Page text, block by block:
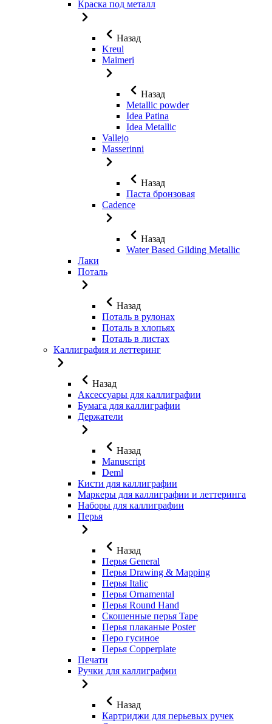
Краска под металл
Назад
Kreul
Maimeri
Назад
Metallic powder
Idea Patina
Idea Metallic
Vallejo
Masserinni
Назад
Паста бронзовая
Cadence
Назад
Water Based Gilding Metallic
Лаки
Поталь
Назад
Поталь в рулонах
Поталь в хлопьях
Поталь в листах
Каллиграфия и леттеринг
Назад
Аксессуары для каллиграфии
Бумага для каллиграфии
Держатели
Назад
Manuscript
Deml
Кисти для каллиграфии
Маркеры для каллиграфии и леттеринга
Наборы для каллиграфии
Перья
Назад
Перья General
Перья Drawing & Mapping
Перья Italic
Перья Ornamental
Перья Round Hand
Скошенные перья Tape
Перья плаканые Poster
Перо гусиное
Перья Copperplate
Печати
Ручки для каллиграфии
Назад
Картриджи для перьевых ручек